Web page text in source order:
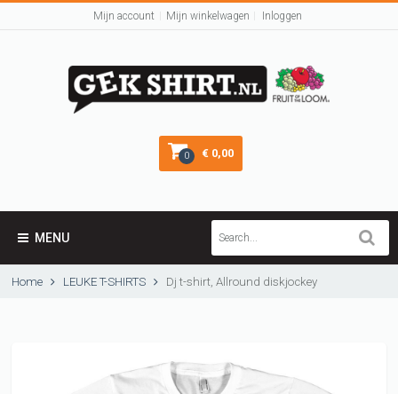
Mijn account Mijn winkelwagen Inloggen
0 € 0,00
MENU
Home LEUKE T-SHIRTS Dj t-shirt, Allround diskjockey